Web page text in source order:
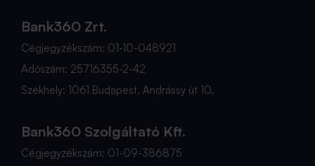
Bank360 Zrt.
Cégjegyzékszám: 01-10-048921
Adószám: 25716355-2-42
Székhely: 1061 Budapest, Andrássy út 10.
Bank360 Szolgáltató Kft.
Cégjegyzékszám: 01-09-386875